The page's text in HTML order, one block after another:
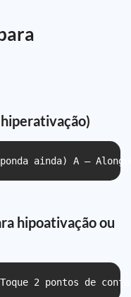
hiperativação)
ainda) A —
hipoativação ou
2 pontos de